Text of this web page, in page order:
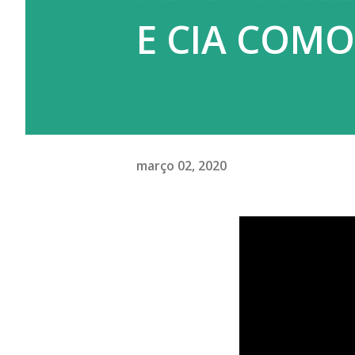
E CIA
março 02, 2020